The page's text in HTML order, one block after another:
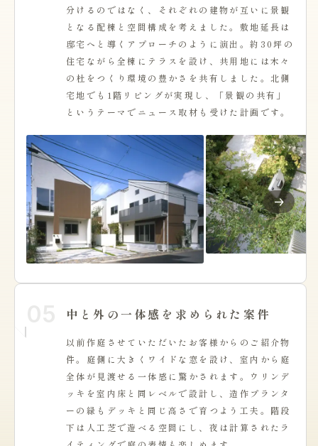
分けるのではなく、それぞれの建物が互いに景観
となる配棟と空間構成を考えました。敷地延長は
邸宅へと導くアプローチのように演出。約30坪の
住宅ながら全棟にテラスを設け、共用地には木々
の杜をつくり環境の豊かさを共有しました。北側
宅地でも1階リビングが実現し、「景観の共有」
というテーマでニュース取材も受けた計画です。
中と外の一体感を求められた案件
以前作庭させていただいたお客様からのご紹介物
件。庭側に大きくワイドな窓を設け、室内から庭
全体が見渡せる一体感に驚かされます。ウリンデ
ッキを室内床と同レベルで設計し、造作プランタ
ーの緑もデッキと同じ高さで育つよう工夫。階段
下は人工芝で遊べる空間にし、夜は計算されたラ